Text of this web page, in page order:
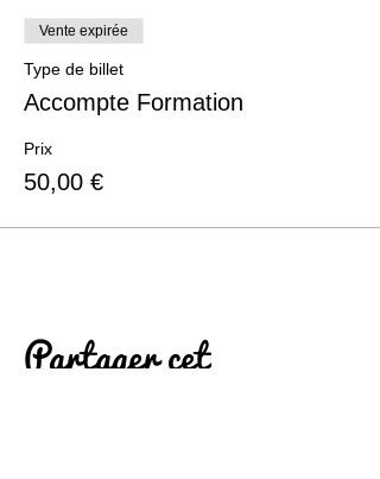
Vente expirée
Type de billet
Accompte Formation
Prix
50,00 €
Partager cet